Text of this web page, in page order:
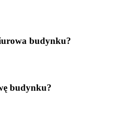
budynku?
budynku?